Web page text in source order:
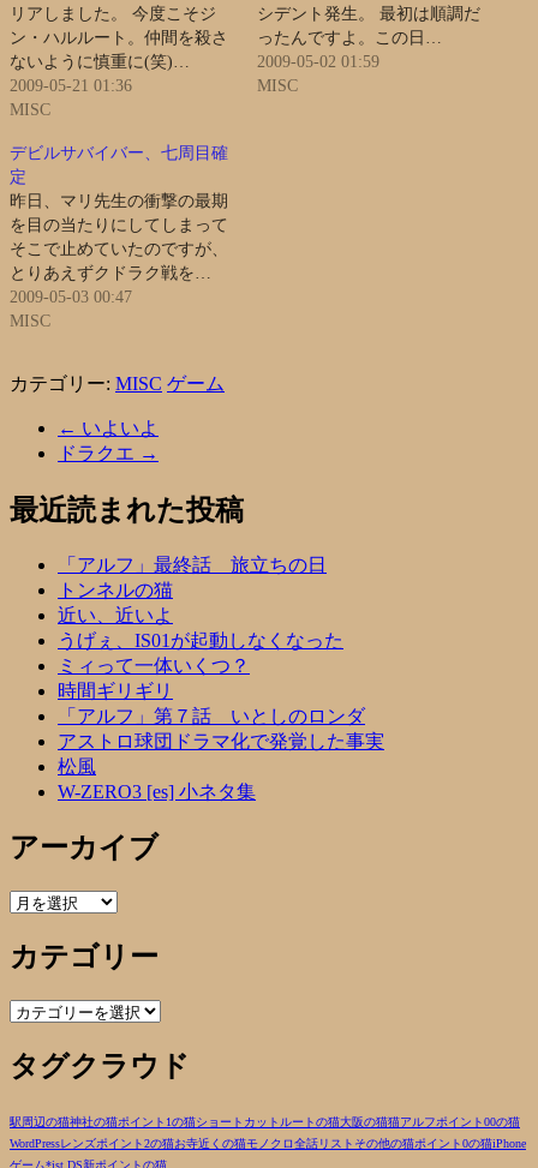
リアしました。 今度こそジ
ン・ハルルート。仲間を殺さ
ないように慎重に(笑)…
2009-05-21 01:36
MISC
シデント発生。 最初は順調だ
ったんですよ。この日…
2009-05-02 01:59
MISC
デビルサバイバー、七周目確
定
昨日、マリ先生の衝撃の最期
を目の当たりにしてしまって
そこで止めていたのですが、
とりあえずクドラク戦を…
2009-05-03 00:47
MISC
カテゴリー: MISC ゲーム
← いよいよ
ドラクエ →
最近読まれた投稿
「アルフ」最終話 旅立ちの日
トンネルの猫
近い、近いよ
うげぇ、IS01が起動しなくなった
ミィって一体いくつ？
時間ギリギリ
「アルフ」第７話 いとしのロンダ
アストロ球団ドラマ化で発覚した事実
松風
W-ZERO3 [es] 小ネタ集
アーカイブ
ア
カ
イ
ブ
カテゴリー
カ
ゴ
リ
タグクラウド
駅周辺の猫神社の猫ポイント1の猫ショートカットルートの猫大阪の猫猫アルフポイント00の猫
WordPressレンズポイント2の猫お寺近くの猫モノクロ全話リスト その他の猫ポイント0の猫iPhone
ゲーム*ist DS新ポイントの猫